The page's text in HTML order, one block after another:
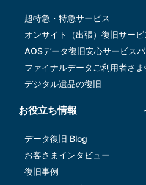
超特急・特急サービス
オンサイト（出張）復旧サービ
AOSデータ復旧安⼼サービス
ファイナルデータご利⽤者さ
デジタル遺品の復旧
お役立ち情報
データ復旧 Blog
お客さまインタビュー
復旧事例